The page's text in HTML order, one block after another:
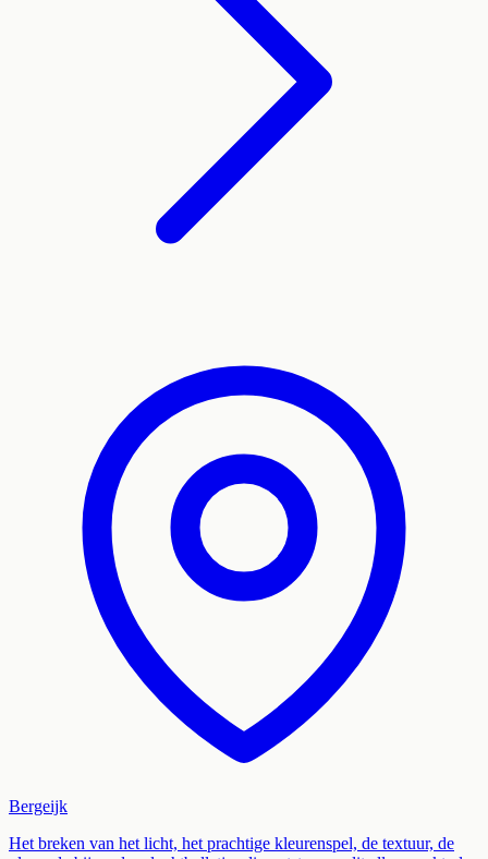
Bergeijk
Het breken van het licht, het prachtige kleurenspel, de textuur, de